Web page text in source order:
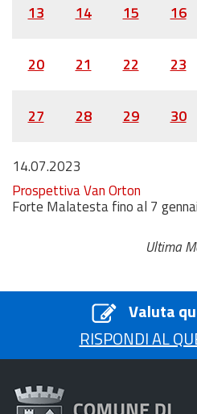
13 14 15 16
20 21 22 23
27 28 29 30
14.07.2023
Prospettiva Van Orton
Forte Malatesta fino al 7
Ultima
Valuta
RISPONDI AL